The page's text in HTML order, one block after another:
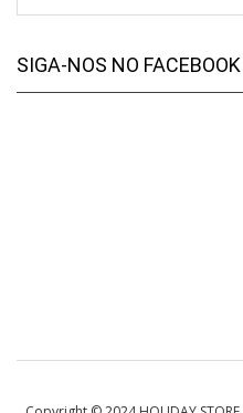
SIGA-NOS NO FACEBOOK